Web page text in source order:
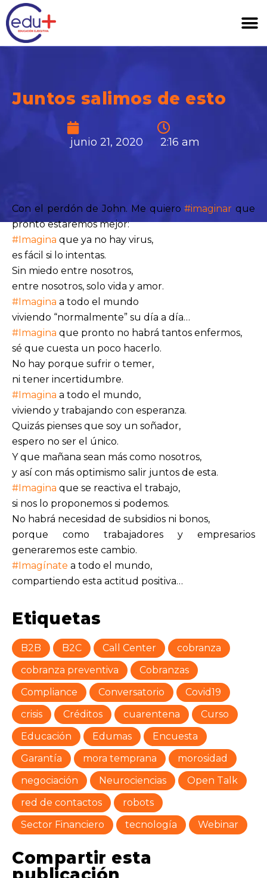
Juntos salimos de esto
junio 21, 2020 2:16 am
Con el perdón de John. Me quiero#imaginar que
pronto estaremos mejor:
#Imagina que ya no hay virus,
es fácil si lo intentas.
Sin miedo entre nosotros,
entre nosotros, solo vida y amor.
#Imagina a todo el mundo
viviendo “normalmente” su día a día…
#Imagina que pronto no habrá tantos enfermos,
sé que cuesta un poco hacerlo.
No hay porque sufrir o temer,
ni tener incertidumbre.
#Imagina a todo el mundo,
viviendo y trabajando con esperanza.
Quizás pienses que soy un soñador,
espero no ser el único.
Y que mañana sean más como nosotros,
y así con más optimismo salir juntos de esta.
#Imagina que se reactiva el trabajo,
si nos lo proponemos si podemos.
No habrá necesidad de subsidios ni bonos,
porque como trabajadores y empresarios
generaremos este cambio.
#Imagínate a todo el mundo,
compartiendo esta actitud positiva…
Etiquetas
B2B B2C Call Center
cobranza
cobranza preventiva
Cobranzas
Compliance
Conversatorio
Covid19
crisis
Créditos cuarentena
Curso
Educación
Edumas
Encuesta
Garantía
mora temprana
morosidad
negociación
Neurociencias
Open Talk
red de contactos
robots
Sector Financiero
tecnología Webinar
Compartir esta